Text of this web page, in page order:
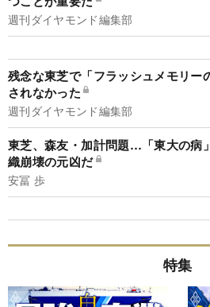
週刊ダイヤモンド編集部
残念な東芝で「フラッシュメモリー
されなかった
週刊ダイヤモンド編集部
東芝、森友・加計問題…「東大の病
織崩壊の元凶だ
安冨 歩
特集